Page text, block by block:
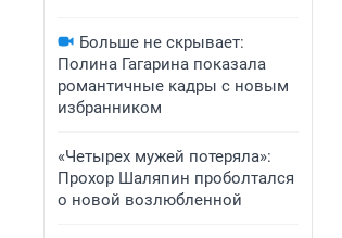
Больше не скрывает:
Полина Гагарина показала
романтичные кадры с новым
избранником
«Четырех мужей потеряла»:
Прохор Шаляпин проболтался
о новой возлюбленной